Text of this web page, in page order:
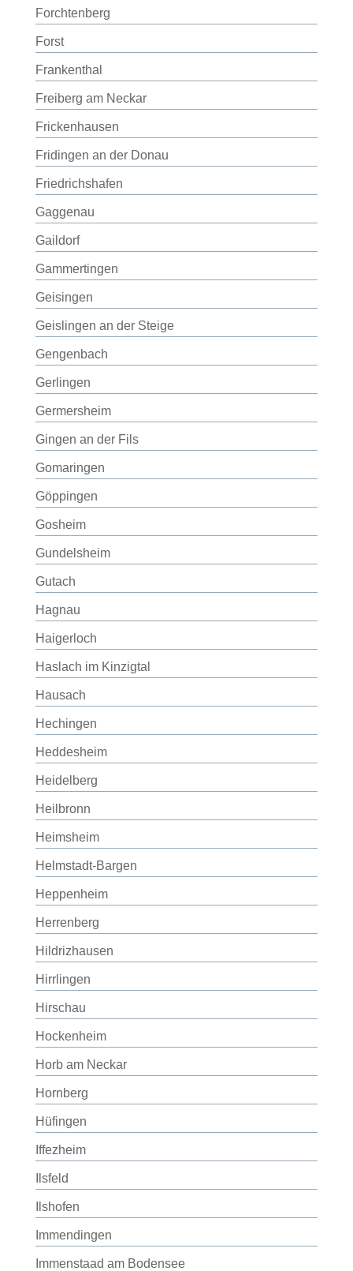
Forchtenberg
Forst
Frankenthal
Freiberg am Neckar
Frickenhausen
Fridingen an der Donau
Friedrichshafen
Gaggenau
Gaildorf
Gammertingen
Geisingen
Geislingen an der Steige
Gengenbach
Gerlingen
Germersheim
Gingen an der Fils
Gomaringen
Göppingen
Gosheim
Gundelsheim
Gutach
Hagnau
Haigerloch
Haslach im Kinzigtal
Hausach
Hechingen
Heddesheim
Heidelberg
Heilbronn
Heimsheim
Helmstadt-Bargen
Heppenheim
Herrenberg
Hildrizhausen
Hirrlingen
Hirschau
Hockenheim
Horb am Neckar
Hornberg
Hüfingen
Iffezheim
Ilsfeld
Ilshofen
Immendingen
Immenstaad am Bodensee